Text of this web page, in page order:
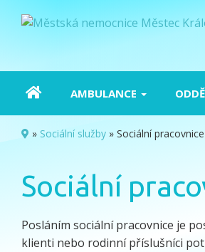
AMBULANCE
» Sociální služby » Sociální pracovnice
Sociální
Posláním sociální pracovnice je
klienti nebo rodinní příslušníci